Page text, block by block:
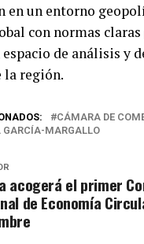
en un entorno
con normas
de análisis y
la región.
CÁMARA DE
GARCÍA-MARGALLO
acogerá el primer
de Economía